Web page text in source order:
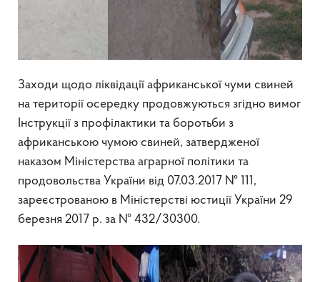
Заходи щодо ліквідації африканської чуми свиней
на території осередку продовжуються згідно вимог
Інструкції з профілактики та боротьби з
африканською чумою свиней, затвердженої
наказом Міністерства аграрної політики та
продовольства України від 07.03.2017 № 111,
зареєстрованою в Міністерстві юстиції України 29
березня 2017 р. за № 432/30300.